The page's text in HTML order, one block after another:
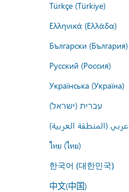
Türkçe (Türkiye)
Ελληνικά (Ελλάδα)
Български (България)
Русский (Россия)
Українська (Україна)
עברית (ישראל)
عربي (المنطقة العربية)
ไทย (ไทย)
한국어 (대한민국)
中文(中国)